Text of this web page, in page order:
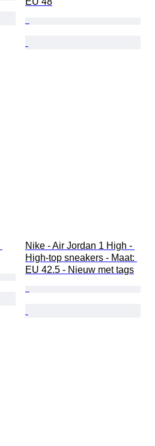
Nike - Air Jordan 1 High -
High-top sneakers - Maat:
EU 42.5 - Nieuw met tags